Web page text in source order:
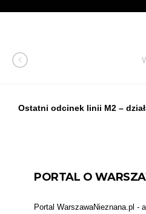
Ostatni odcinek linii M2 –
PORTAL O
Portal WarszawaNieznana.pl -